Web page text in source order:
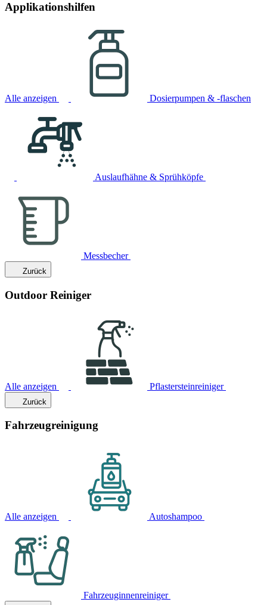
Applikationshilfen
Alle anzeigen Dosierpumpen & -flaschen
Auslaufhähne & Sprühköpfe
Messbecher
Zurück
Outdoor Reiniger
Alle anzeigen Pflastersteinreiniger
Zurück
Fahrzeugreinigung
Alle anzeigen Autoshampoo
Fahrzeuginnenreiniger